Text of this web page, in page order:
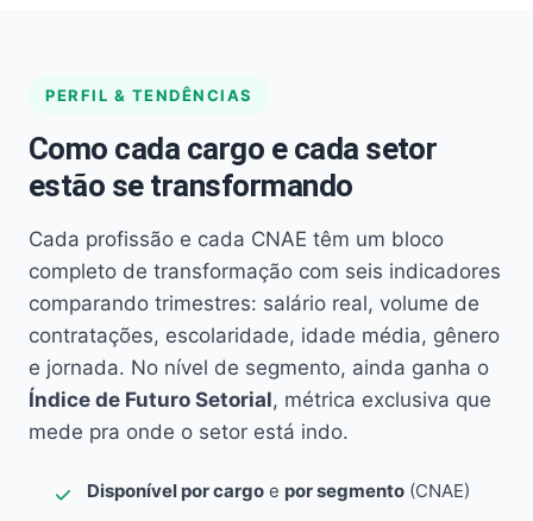
PERFIL & TENDÊNCIAS
Como cada cargo e cada setor
estão se transformando
Cada profissão e cada CNAE têm um bloco
completo de transformação com seis indicadores
comparando trimestres: salário real, volume de
contratações, escolaridade, idade média, gênero
e jornada. No nível de segmento, ainda ganha o
Índice de Futuro Setorial, métrica exclusiva que
mede pra onde o setor está indo.
Disponível por cargo e por segmento (CNAE)